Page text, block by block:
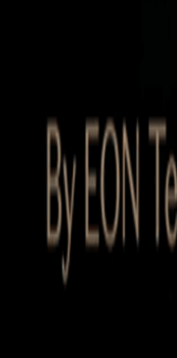
Startup Database